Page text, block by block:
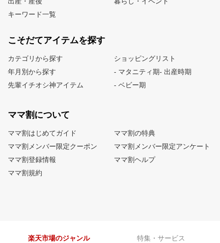
キーワード一覧
こそだてアイテムを探す
カテゴリから探す
年月別から探す
先輩イチオシ神アイテム
ショッピングリスト
- マタニティ期- 出産時期
- ベビー期
ママ割について
ママ割はじめてガイド
ママ割の特典
ママ割メンバー限定クーポン
ママ割メンバー限定アンケート
ママ割登録情報
ママ割ヘルプ
ママ割規約
楽天市場のジャンル 特集・サービス